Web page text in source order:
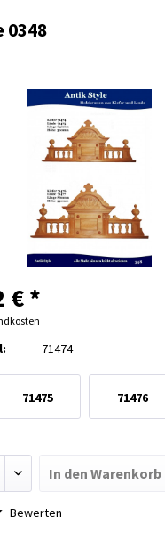
0348
€ *
71474
71475 71476
In den Warenkorb
Bewerten